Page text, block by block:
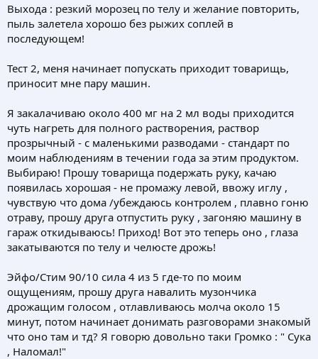
Выхода : резкий морозец по телу и желание повторить,
пыль залетела хорошо без рыжих соплей в
последующем!
Тест 2, меня начинает попускать приходит товарищь,
приносит мне пару машин.
Я закалачиваю около 400 мг на 2 мл воды приходится
чуть нагреть для полного растворения, раствор
прозрычный - с маленькими разводами - стандарт по
моим наблюдениям в течении года за этим продуктом.
Выбираю! Прошу товарища подержать руку, качаю
появилась хорошая - не промажу левой, ввожу иглу ,
чувствую что дома /убеждаюсь контролем , плавно гоню
отраву, прошу друга отпустить руку , загоняю машину в
гараж откидываюсь! Приход! Вот это теперь оно , глаза
закатываются по телу и челюсте дрожь!
Эйфо/Стим 90/10 сила 4 из 5 где-то по моим
ощущениям, прошу друга навалить музончика
дрожащим голосом , отлавливаюсь молча около 15
минут, потом начинает донимать разговорами знакомый
что оно там и тд? Я говорю довольно таки Громко : " Сука
, Наломал!"